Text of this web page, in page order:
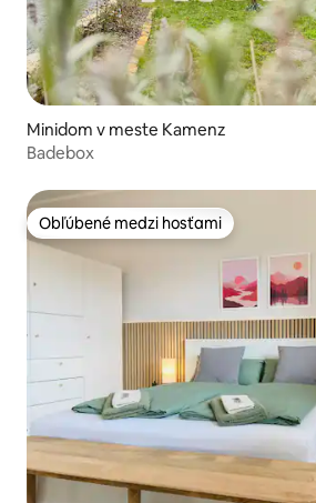
Minidom v meste Kamenz
Badebox
Obľúbené medzi hosťami
Obľúbené medzi hosťami